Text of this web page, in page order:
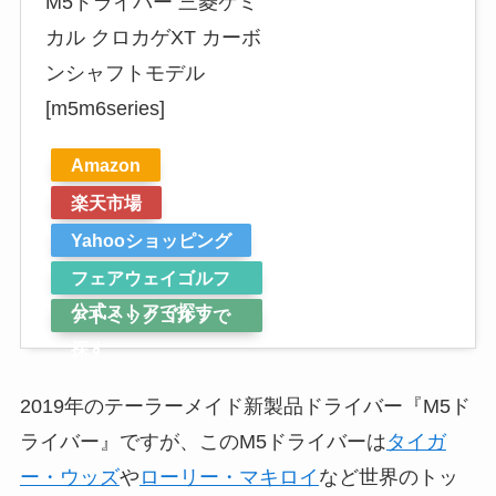
カル クロカゲXT カーボ
ンシャフトモデル
[m5m6series]
Amazon
楽天市場
Yahooショッピング
フェアウェイゴルフ
公式ストアで探す
アトミックゴルフで
探す
2019年のテーラーメイド新製品ドライバー『M5ド
ライバー』ですが、このM5ドライバーはタイガ
ー・ウッズや ローリー・マキロイ など世界のトッ